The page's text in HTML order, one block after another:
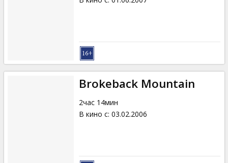
Brokeback Mountain
2час 14мин
В кино с: 03.02.2006